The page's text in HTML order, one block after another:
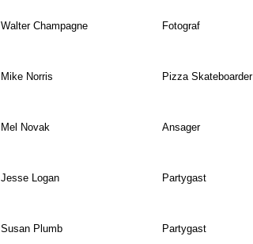
Walter Champagne Fotograf
Mike Norris Pizza Skateboarder
Mel Novak Ansager
Jesse Logan Partygast
Susan Plumb Partygast